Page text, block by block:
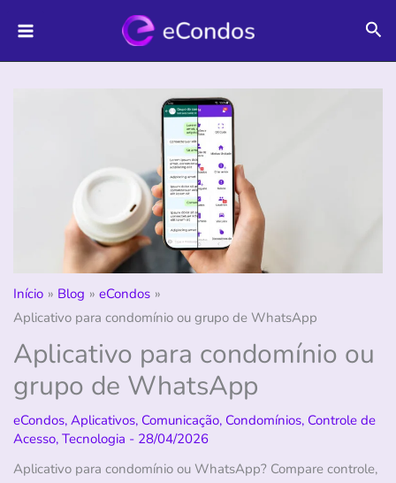
para
o
Início Blog
eCondos
Aplicativo para condomínio ou grupo de WhatsApp
Aplicativo para condomínio ou
grupo de WhatsApp
eCondos, Aplicativos, Comunicação, Condomínios, Controle de
Acesso, Tecnologia - 28/04/2026
Aplicativo para condomínio ou WhatsApp? Compare controle,